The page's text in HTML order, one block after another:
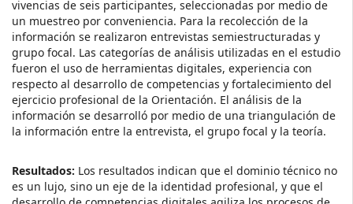
vivencias de seis participantes, seleccionadas por medio de
un muestreo por conveniencia. Para la recolección de la
información se realizaron entrevistas semiestructuradas y
grupo focal. Las categorías de análisis utilizadas en el estudio
fueron el uso de herramientas digitales, experiencia con
respecto al desarrollo de competencias y fortalecimiento del
ejercicio profesional de la Orientación. El análisis de la
información se desarrolló por medio de una triangulación de
la información entre la entrevista, el grupo focal y la teoría.
Resultados: Los resultados indican que el dominio técnico no
es un lujo, sino un eje de la identidad profesional, y que el